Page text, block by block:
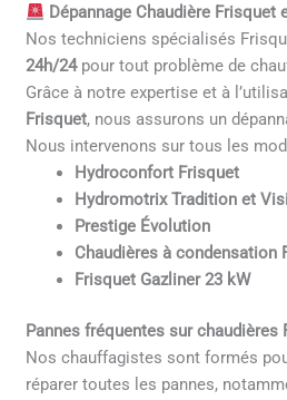
Dépannage Chaudière Frisquet
Nos techniciens spécialisés
24h/24pour tout problème de
Grâce à notre expertise et à
Frisquet, nous assurons un
Nous intervenons sur tous les
Hydroconfort Frisquet
Hydromotrix Tradition et
Prestige Évolution
Chaudières à condensation
Frisquet Gazliner 23 kW
Pannes fréquentes sur chaudières
Nos chauffagistes sont formés
réparer toutes les pannes,